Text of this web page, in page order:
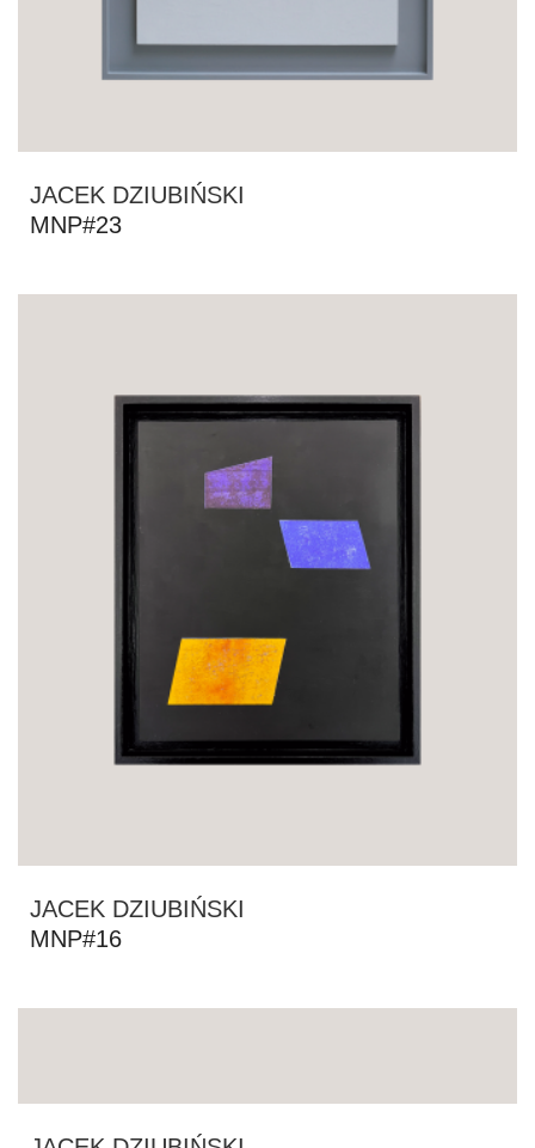
JACEK DZIUBIŃSKI
MNP#23
JACEK DZIUBIŃSKI
MNP#16